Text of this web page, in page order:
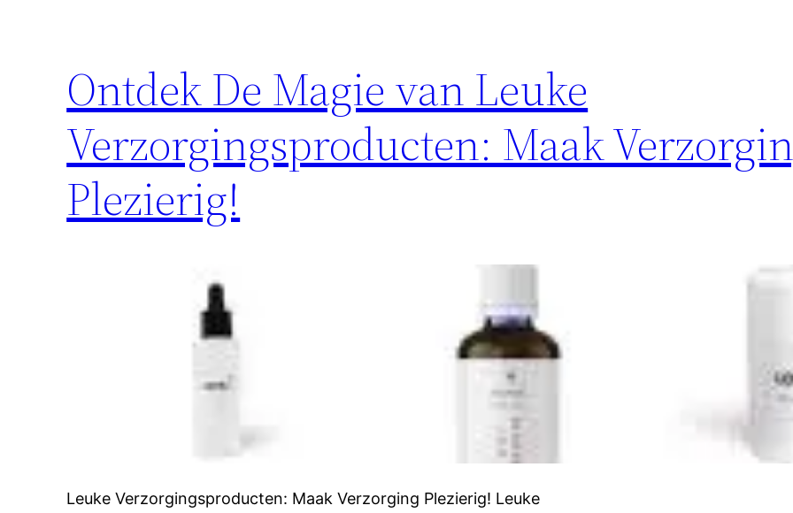
Ontdek De Magie van Leuke
Verzorgingsproducten: Maak
Plezierig!
Leuke Verzorgingsproducten: Maak Verzorging Plezierig! Leuke